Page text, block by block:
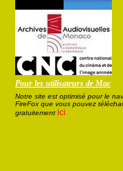
Pour les utilisateurs de Mac
Notre site est optimisé pour le
FireFox que vous pouvez
gratuitement ici